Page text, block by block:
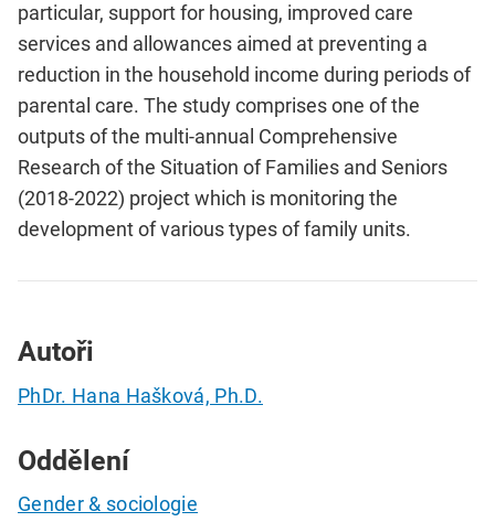
particular, support for housing, improved care
services and allowances aimed at preventing a
reduction in the household income during periods of
parental care. The study comprises one of the
outputs of the multi-annual Comprehensive
Research of the Situation of Families and Seniors
(2018-2022) project which is monitoring the
development of various types of family units.
Autoři
PhDr. Hana Hašková, Ph.D.
Oddělení
Gender & sociologie